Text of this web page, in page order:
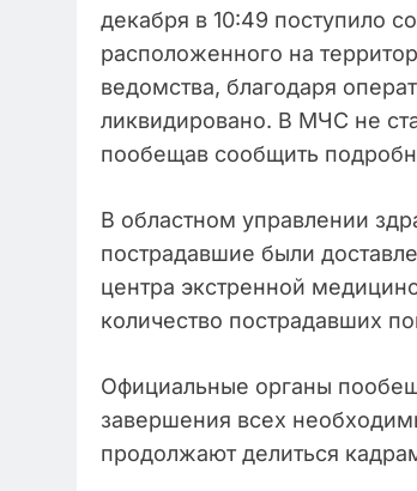
декабря в 10:49 поступило
расположенного на
ведомства, благодаря
ликвидировано. В МЧС не
пообещав сообщить
В областном управлении
пострадавшие были
центра экстренной
количество пострадавших
Официальные органы
завершения всех
продолжают делиться